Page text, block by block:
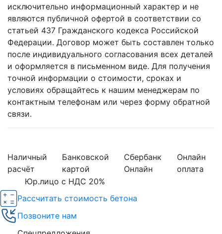
исключительно информационный характер и не
являются публичной офертой в соответствии со
статьей 437 Гражданского кодекса Российской
Федерации. Договор может быть составлен только
после индивидуального согласования всех деталей
и оформляется в письменном виде. Для получения
точной информации о стоимости, сроках и
условиях обращайтесь к нашим менеджерам по
контактным телефонам или через форму обратной
связи.
Наличный
расчёт
Банковской
картой
Сбербанк
Онлайн
Онлайн
оплата
Юр.лицо с НДС 20%
Рассчитать стоимость бетона
Позвоните нам